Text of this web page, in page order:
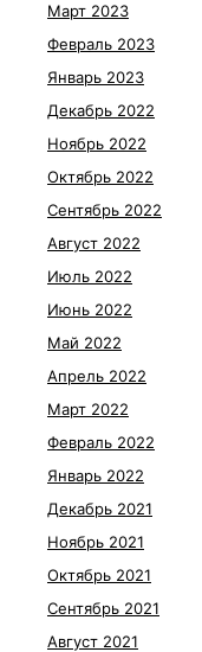
Март 2023
Февраль 2023
Январь 2023
Декабрь 2022
Ноябрь 2022
Октябрь 2022
Сентябрь 2022
Август 2022
Июль 2022
Июнь 2022
Май 2022
Апрель 2022
Март 2022
Февраль 2022
Январь 2022
Декабрь 2021
Ноябрь 2021
Октябрь 2021
Сентябрь 2021
Август 2021